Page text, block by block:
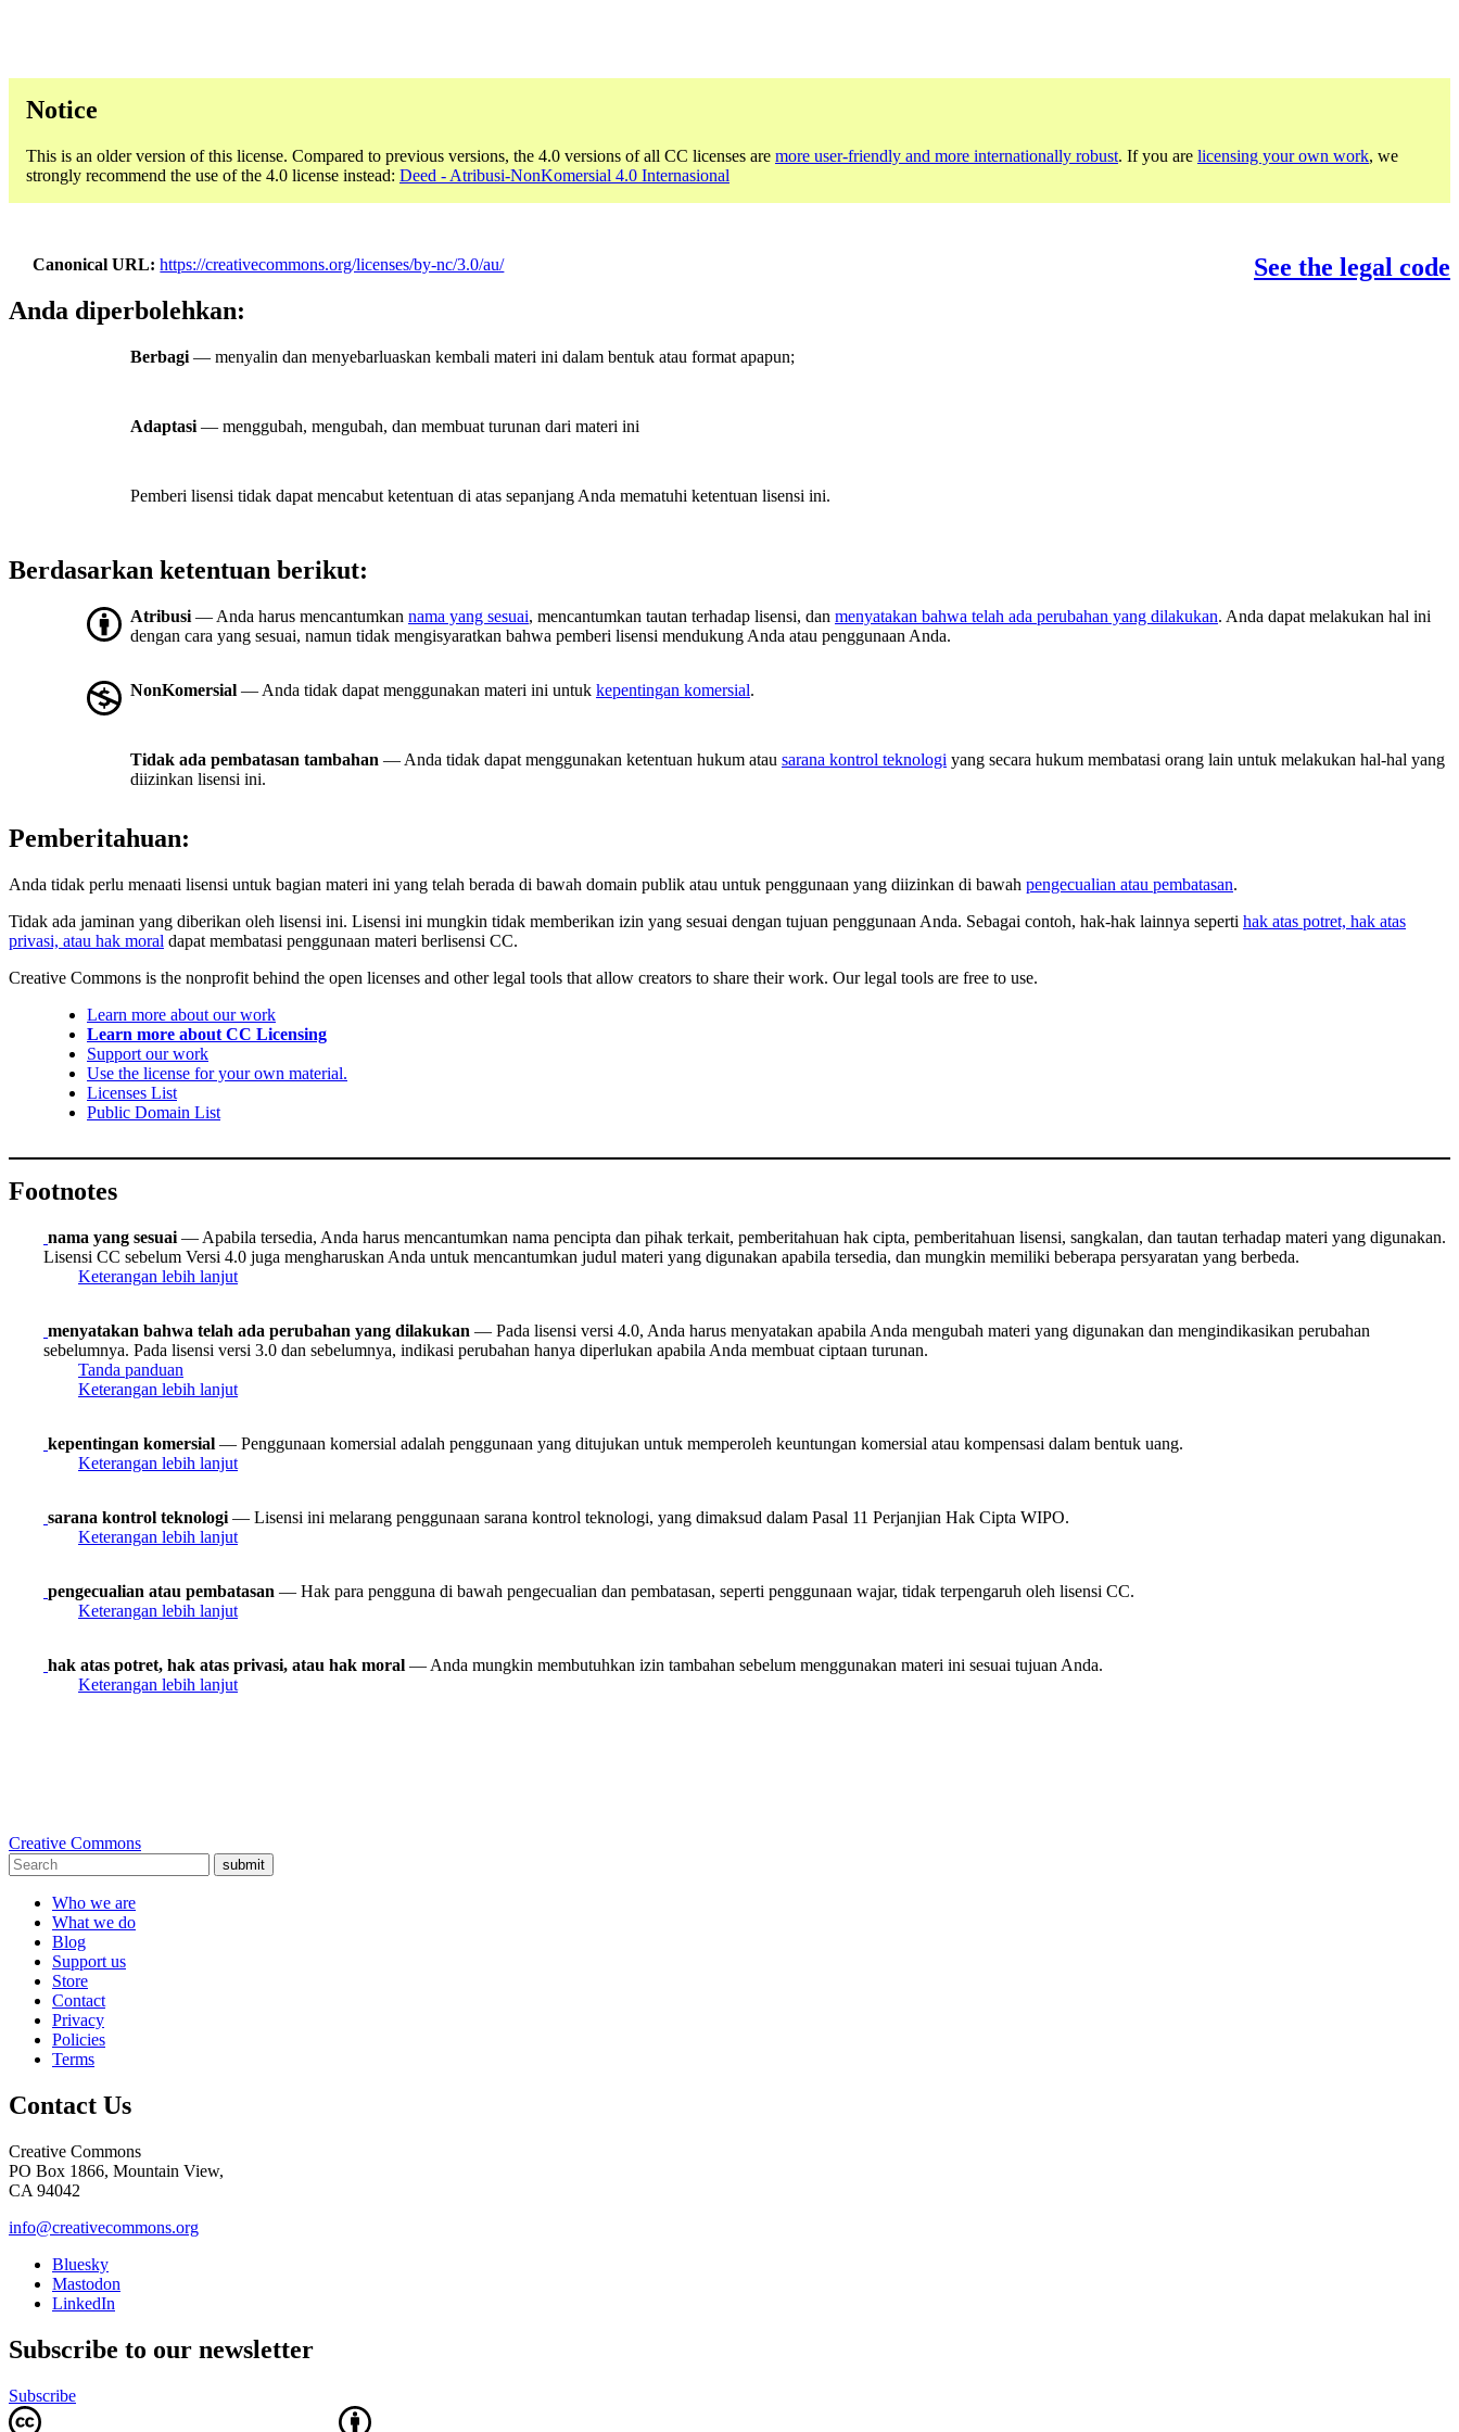
Notice
This is an older version of this license. Compared to previous versions, the 4.0 versions of all CC licenses are more user-friendly and more internationally robust. If you are licensing your own work, we
strongly recommend the use of the 4.0 license instead: Deed - Atribusi-NonKomersial 4.0 Internasional
Canonical URL https://creativecommons.org/licenses/by-nc/3.0/au/
See the legal code
Anda diperbolehkan:
Berbagi — menyalin dan menyebarluaskan kembali materi ini dalam bentuk atau format apapun;
Adaptasi — menggubah, mengubah, dan membuat turunan dari materi ini
Pemberi lisensi tidak dapat mencabut ketentuan di atas sepanjang Anda mematuhi ketentuan lisensi ini.
Berdasarkan ketentuan berikut:
Atribusi — Anda harus mencantumkan nama yang sesuai, mencantumkan tautan terhadap lisensi, dan menyatakan bahwa telah ada perubahan yang dilakukan. Anda dapat melakukan hal ini
dengan cara yang sesuai, namun tidak mengisyaratkan bahwa pemberi lisensi mendukung Anda atau penggunaan Anda.
NonKomersial — Anda tidak dapat menggunakan materi ini untuk kepentingan komersial.
Tidak ada pembatasan tambahan — Anda tidak dapat menggunakan ketentuan hukum atau sarana kontrol teknologi yang secara hukum membatasi orang lain untuk melakukan hal-hal yang
diizinkan lisensi ini.
Pemberitahuan:
Anda tidak perlu menaati lisensi untuk bagian materi ini yang telah berada di bawah domain publik atau untuk penggunaan yang diizinkan di bawah pengecualian atau pembatasan.
Tidak ada jaminan yang diberikan oleh lisensi ini. Lisensi ini mungkin tidak memberikan izin yang sesuai dengan tujuan penggunaan Anda. Sebagai contoh, hak-hak lainnya seperti hak atas potret, hak atas
privasi, atau hak moral dapat membatasi penggunaan materi berlisensi CC.
Creative Commons is the nonprofit behind the open licenses and other legal tools that allow creators to share their work. Our legal tools are free to use.
Learn more about our work
Learn more about CC Licensing
Support our work
Use the license for your own material.
Licenses List
Public Domain List
Footnotes
nama yang sesuai — Apabila tersedia, Anda harus mencantumkan nama pencipta dan pihak terkait, pemberitahuan hak cipta, pemberitahuan lisensi, sangkalan, dan tautan terhadap materi yang digunakan.
Lisensi CC sebelum Versi 4.0 juga mengharuskan Anda untuk mencantumkan judul materi yang digunakan apabila tersedia, dan mungkin memiliki beberapa persyaratan yang berbeda.
Keterangan lebih lanjut
menyatakan bahwa telah ada perubahan yang dilakukan — Pada lisensi versi 4.0, Anda harus menyatakan apabila Anda mengubah materi yang digunakan dan mengindikasikan perubahan
sebelumnya. Pada lisensi versi 3.0 dan sebelumnya, indikasi perubahan hanya diperlukan apabila Anda membuat ciptaan turunan.
Tanda panduan
Keterangan lebih lanjut
kepentingan komersial — Penggunaan komersial adalah penggunaan yang ditujukan untuk memperoleh keuntungan komersial atau kompensasi dalam bentuk uang.
Keterangan lebih lanjut
sarana kontrol teknologi — Lisensi ini melarang penggunaan sarana kontrol teknologi, yang dimaksud dalam Pasal 11 Perjanjian Hak Cipta WIPO.
Keterangan lebih lanjut
pengecualian atau pembatasan — Hak para pengguna di bawah pengecualian dan pembatasan, seperti penggunaan wajar, tidak terpengaruh oleh lisensi CC.
Keterangan lebih lanjut
hak atas potret, hak atas privasi, atau hak moral — Anda mungkin membutuhkan izin tambahan sebelum menggunakan materi ini sesuai tujuan Anda.
Keterangan lebih lanjut
Creative Commons
submit
Who we are
What we do
Blog
Support us
Store
Contact
Privacy
Policies
Terms
Contact Us
Creative Commons
PO Box 1866, Mountain View,
CA 94042
info@creativecommons.org
Bluesky
Mastodon
LinkedIn
Subscribe to our newsletter
Subscribe